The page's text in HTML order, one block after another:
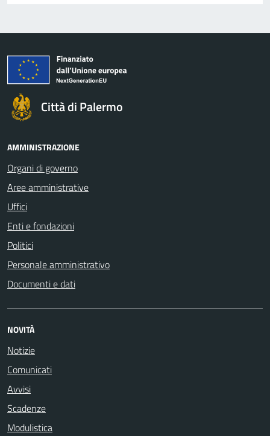
Città di Palermo
AMMINISTRAZIONE
Organi di governo
Aree amministrative
Uffici
Enti e fondazioni
Politici
Personale amministrativo
Documenti e dati
NOVITÀ
Notizie
Comunicati
Avvisi
Scadenze
Modulistica